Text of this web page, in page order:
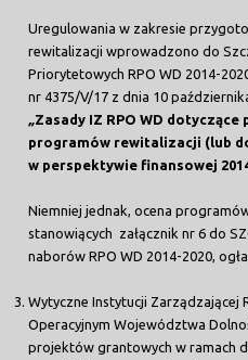
Uregulowania w zakresie
rewitalizacji wprowadzono do
Priorytetowych RPO WD 2014-
nr 4375/V/17 z dnia 10
Zasady IZ RPO WD
programów rewitalizacji (lub
w perspektywie finansowej
Niemniej jednak, ocena
stanowiących załącznik nr 6 do
naborów RPO WD 2014-2020,
Wytyczne Instytucji Zarządzającej
Operacyjnym Województwa
projektów grantowych w ramach